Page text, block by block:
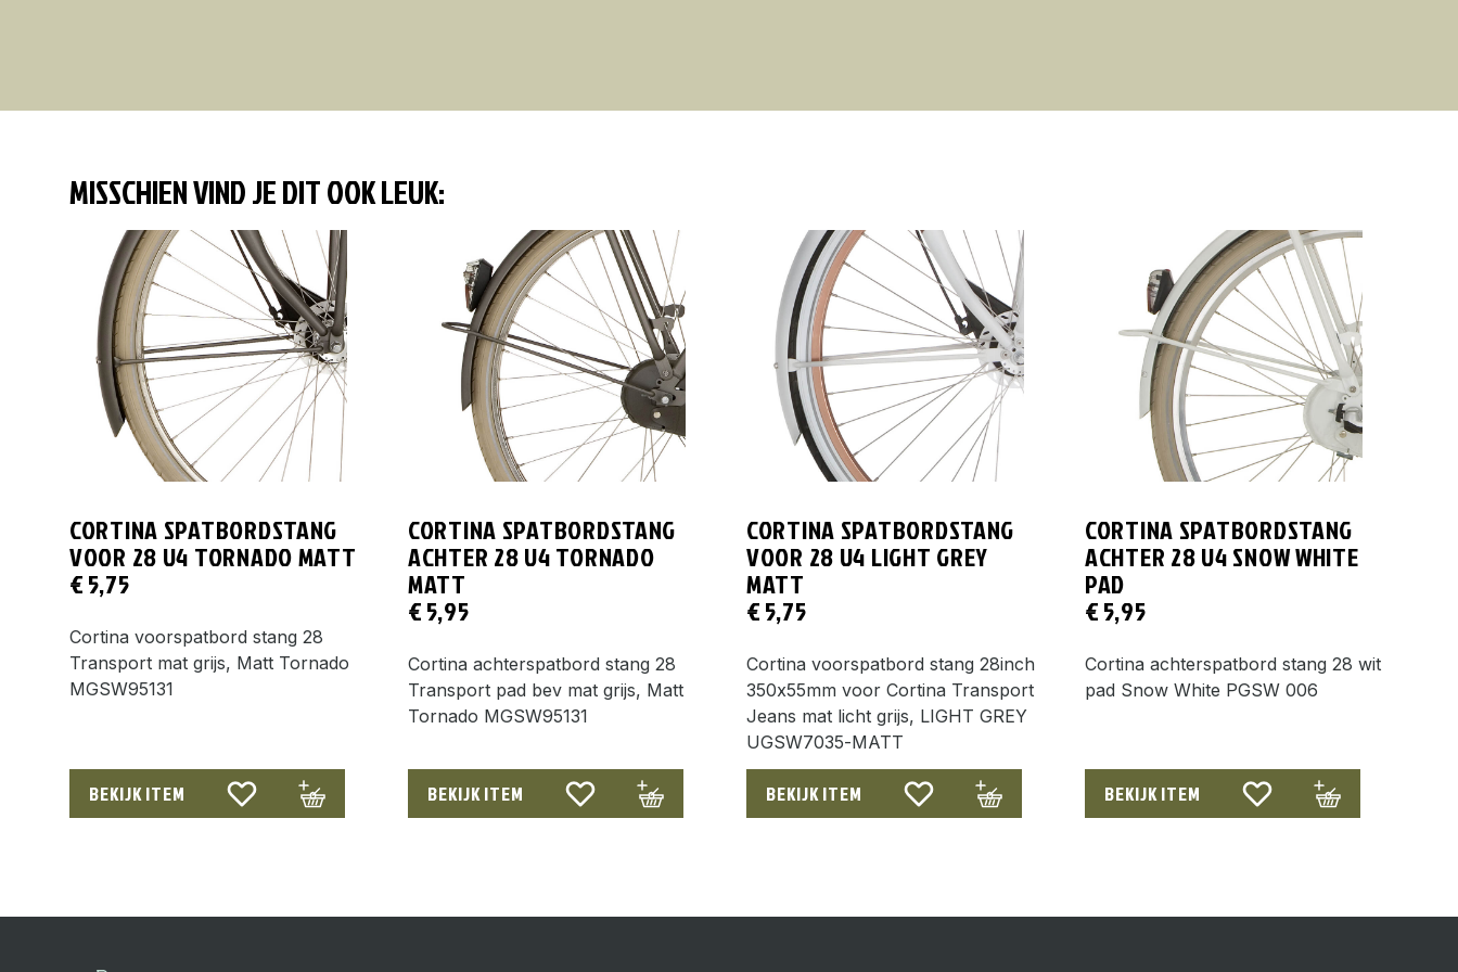
MISSCHIEN VIND JE DIT OOK LEUK:
CORTINA SPATBORDSTANG
VOOR 28 U4 TORNADO MATT
€5,75
Cortina voorspatbord stang 28
Transport mat grijs, Matt Tornado
MGSW95131
BEKIJK ITEM
CORTINA SPATBORDSTANG
ACHTER 28 U4 TORNADO
MATT
€5,95
Cortina achterspatbord stang 28
Transport pad bev mat grijs, Matt
Tornado MGSW95131
BEKIJK ITEM
CORTINA SPATBORDSTANG
VOOR 28 U4 LIGHT GREY
MATT
€5,75
Cortina voorspatbord stang 28inch
350x55mm voor Cortina Transport
Jeans mat licht grijs, LIGHT GREY
UGSW7035-MATT
BEKIJK ITEM
CORTINA SPATBORDSTANG
ACHTER 28 U4 SNOW WHITE
PAD
€5,95
Cortina achterspatbord stang 28 wit
pad Snow White PGSW 006
BEKIJK ITEM